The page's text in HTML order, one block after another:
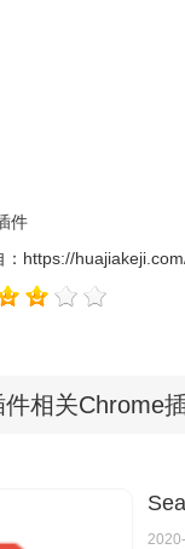
浏览器直接
件
https://
件相关Chrome